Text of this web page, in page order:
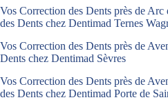
Vos Correction des Dents près de
des Dents chez Dentimad Ternes
Vos Correction des Dents près de
Dents chez Dentimad Sèvres
Vos Correction des Dents près de
des Dents chez Dentimad Porte de